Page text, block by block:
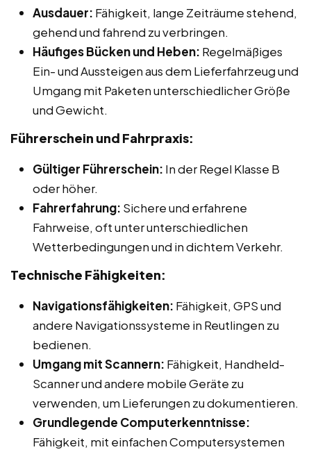
Ausdauer: Fähigkeit, lange Zeiträume stehend,
gehend und fahrend zu verbringen.
Häufiges Bücken und Heben: Regelmäßiges
Ein- und Aussteigen aus dem Lieferfahrzeug und
Umgang mit Paketen unterschiedlicher Größe
und Gewicht.
Führerschein und Fahrpraxis:
Gültiger Führerschein: In der Regel Klasse B
oder höher.
Fahrerfahrung: Sichere und erfahrene
Fahrweise, oft unter unterschiedlichen
Wetterbedingungen und in dichtem Verkehr.
Technische Fähigkeiten:
Navigationsfähigkeiten: Fähigkeit, GPS und
andere Navigationssysteme in Reutlingen zu
bedienen.
Umgang mit Scannern: Fähigkeit, Handheld-
Scanner und andere mobile Geräte zu
verwenden, um Lieferungen zu dokumentieren.
Grundlegende Computerkenntnisse:
Fähigkeit, mit einfachen Computersystemen